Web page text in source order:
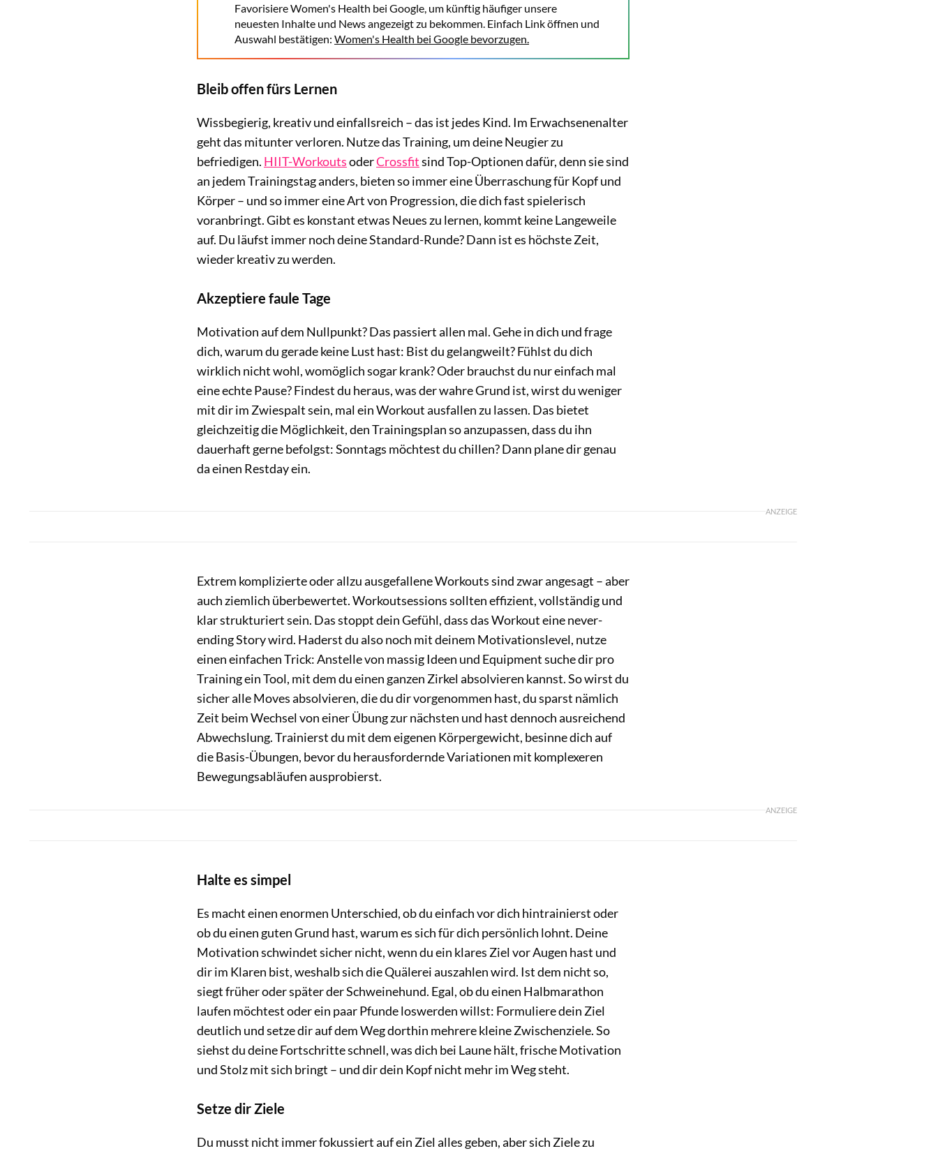
Favorisiere Women's Health bei Google, um künftig häufiger unsere
neuesten Inhalte und News angezeigt zu bekommen. Einfach Link öffnen und
Auswahl bestätigen: Women's Health bei Google bevorzugen.
Bleib offen fürs Lernen
Wissbegierig, kreativ und einfallsreich – das ist jedes Kind. Im Erwachsenenalter
geht das mitunter verloren. Nutze das Training, um deine Neugier zu
befriedigen. HIIT-WorkoutsoderCrossfitsind Top-Optionen dafür, denn sie sind
an jedem Trainingstag anders, bieten so immer eine Überraschung für Kopf und
Körper – und so immer eine Art von Progression, die dich fast spielerisch
voranbringt. Gibt es konstant etwas Neues zu lernen, kommt keine Langeweile
auf. Du läufst immer noch deine Standard-Runde? Dann ist es höchste Zeit,
wieder kreativ zu werden.
Akzeptiere faule Tage
Motivation auf dem Nullpunkt? Das passiert allen mal. Gehe in dich und frage
dich, warum du gerade keine Lust hast: Bist du gelangweilt? Fühlst du dich
wirklich nicht wohl, womöglich sogar krank? Oder brauchst du nur einfach mal
eine echte Pause? Findest du heraus, was der wahre Grund ist, wirst du weniger
mit dir im Zwiespalt sein, mal ein Workout ausfallen zu lassen. Das bietet
gleichzeitig die Möglichkeit, den Trainingsplan so anzupassen, dass du ihn
dauerhaft gerne befolgst: Sonntags möchtest du chillen? Dann plane dir genau
da einen Restday ein.
ANZEIGE
Extrem komplizierte oder allzu ausgefallene Workouts sind zwar angesagt – aber
auch ziemlich überbewertet. Workoutsessions sollten effizient, vollständig und
klar strukturiert sein. Das stoppt dein Gefühl, dass das Workout eine never-
ending Story wird. Haderst du also noch mit deinem Motivationslevel, nutze
einen einfachen Trick: Anstelle von massig Ideen und Equipment suche dir pro
Training ein Tool, mit dem du einen ganzen Zirkel absolvieren kannst. So wirst du
sicher alle Moves absolvieren, die du dir vorgenommen hast, du sparst nämlich
Zeit beim Wechsel von einer Übung zur nächsten und hast dennoch ausreichend
Abwechslung. Trainierst du mit dem eigenen Körpergewicht, besinne dich auf
die Basis-Übungen, bevor du herausfordernde Variationen mit komplexeren
Bewegungsabläufen ausprobierst.
ANZEIGE
Halte es simpel
Es macht einen enormen Unterschied, ob du einfach vor dich hintrainierst oder
ob du einen guten Grund hast, warum es sich für dich persönlich lohnt. Deine
Motivation schwindet sicher nicht, wenn du ein klares Ziel vor Augen hast und
dir im Klaren bist, weshalb sich die Quälerei auszahlen wird. Ist dem nicht so,
siegt früher oder später der Schweinehund. Egal, ob du einen Halbmarathon
laufen möchtest oder ein paar Pfunde loswerden willst: Formuliere dein Ziel
deutlich und setze dir auf dem Weg dorthin mehrere kleine Zwischenziele. So
siehst du deine Fortschritte schnell, was dich bei Laune hält, frische Motivation
und Stolz mit sich bringt – und dir dein Kopf nicht mehr im Weg steht.
Setze dir Ziele
Du musst nicht immer fokussiert auf ein Ziel alles geben, aber sich Ziele zu